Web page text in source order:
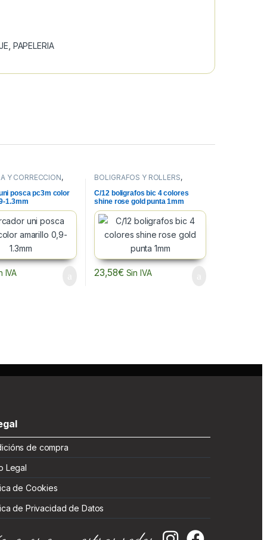
PAPELERIA
Y CORRECCION,
posca pc3m color
1.3mm
IVA
BOLIGRAFOS Y ROLLERS,
PAPELERIA
C/12 boligrafos bic 4 colores
shine rose gold punta 1mm
23,58€ Sin IVA
de compra
de Cookies
de Privacidad de Datos